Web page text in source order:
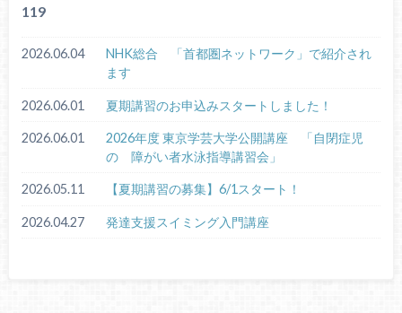
119
2026.06.04
NHK総合 「首都圏ネットワーク」で紹介され
ます
2026.06.01 夏期講習のお申込みスタートしました！
2026.06.01
2026年度 東京学芸大学公開講座 「自閉症児
の 障がい者水泳指導講習会」
2026.05.11 【夏期講習の募集】6/1スタート！
2026.04.27 発達支援スイミング入門講座